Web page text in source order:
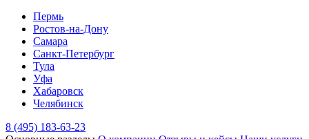
Пермь
Ростов-на-Дону
Самара
Санкт-Петербург
Тула
Уфа
Хабаровск
Челябинск
8 (495) 183-63-23